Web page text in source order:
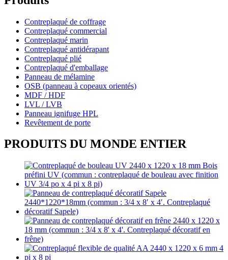
Contreplaqué de coffrage
Contreplaqué commercial
Contreplaqué marin
Contreplaqué antidérapant
Contreplaqué plié
Contreplaqué d'emballage
Panneau de mélamine
OSB (panneau à copeaux orientés)
MDF / HDF
LVL / LVB
Panneau ignifuge HPL
Revêtement de porte
PRODUITS DU MONDE ENTIER